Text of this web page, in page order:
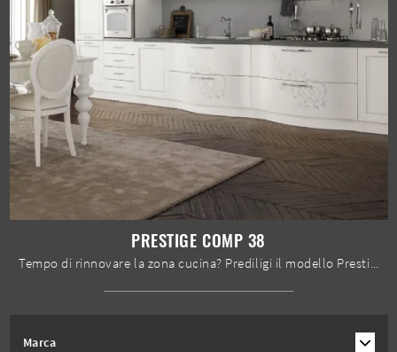
Marca
PRESTIGE COMP 38
Tempo di rinnovare la zona cucina? Prediligi il modello Prestige comp 38 Spar tra le nostre Cucine Classiche in linea.